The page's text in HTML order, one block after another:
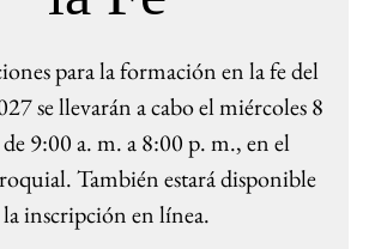
para la formación en la fe del
se llevarán a cabo el miércoles 8
9:00 a. m. a 8:00 p. m., en el
También estará disponible
la inscripción en línea.